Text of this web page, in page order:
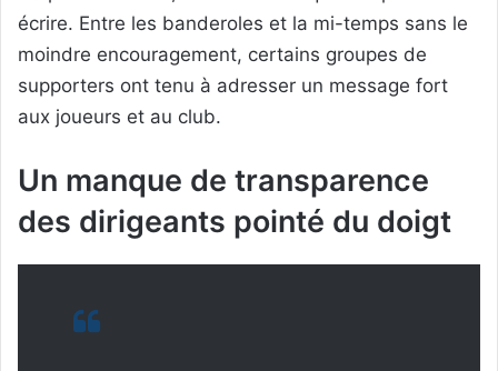
écrire. Entre les banderoles et la mi-temps sans le
moindre encouragement, certains groupes de
supporters ont tenu à adresser un message fort
aux joueurs et au club.
Un manque de transparence
des dirigeants pointé du doigt